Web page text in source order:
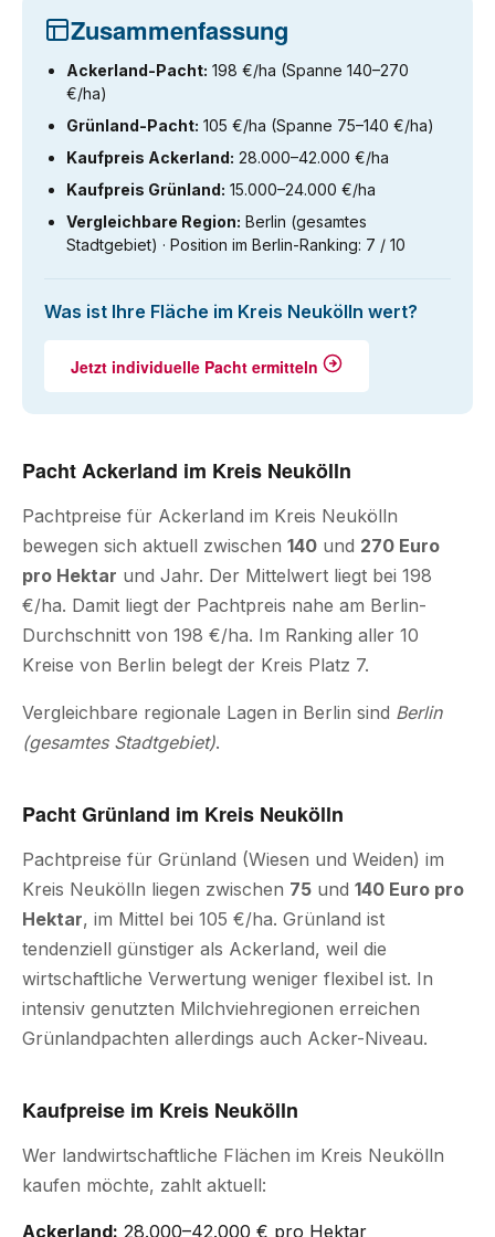
Zusammenfassung
Ackerland-Pacht: 198 €/ha (Spanne 140–270
€/ha)
Grünland-Pacht: 105 €/ha (Spanne 75–140 €/ha)
Kaufpreis Ackerland: 28.000–42.000 €/ha
Kaufpreis Grünland: 15.000–24.000 €/ha
Vergleichbare Region: Berlin (gesamtes
Stadtgebiet) · Position im Berlin-Ranking: 7 / 10
Was ist Ihre Fläche im Kreis Neukölln wert?
Jetzt individuelle Pacht ermitteln
Pacht Ackerland im Kreis Neukölln
Pachtpreise für Ackerland im Kreis Neukölln
bewegen sich aktuell zwischen 140 und 270 Euro
pro Hektar und Jahr. Der Mittelwert liegt bei 198
€/ha. Damit liegt der Pachtpreis nahe am Berlin-
Durchschnitt von 198 €/ha. Im Ranking aller 10
Kreise von Berlin belegt der Kreis Platz 7.
Vergleichbare regionale Lagen in Berlin sind Berlin
(gesamtes Stadtgebiet).
Pacht Grünland im Kreis Neukölln
Pachtpreise für Grünland (Wiesen und Weiden) im
Kreis Neukölln liegen zwischen 75 und 140 Euro pro
Hektar, im Mittel bei 105 €/ha. Grünland ist
tendenziell günstiger als Ackerland, weil die
wirtschaftliche Verwertung weniger flexibel ist. In
intensiv genutzten Milchviehregionen erreichen
Grünlandpachten allerdings auch Acker-Niveau.
Kaufpreise im Kreis Neukölln
Wer landwirtschaftliche Flächen im Kreis Neukölln
kaufen möchte, zahlt aktuell:
Ackerland: 28.000–42.000 € pro Hektar